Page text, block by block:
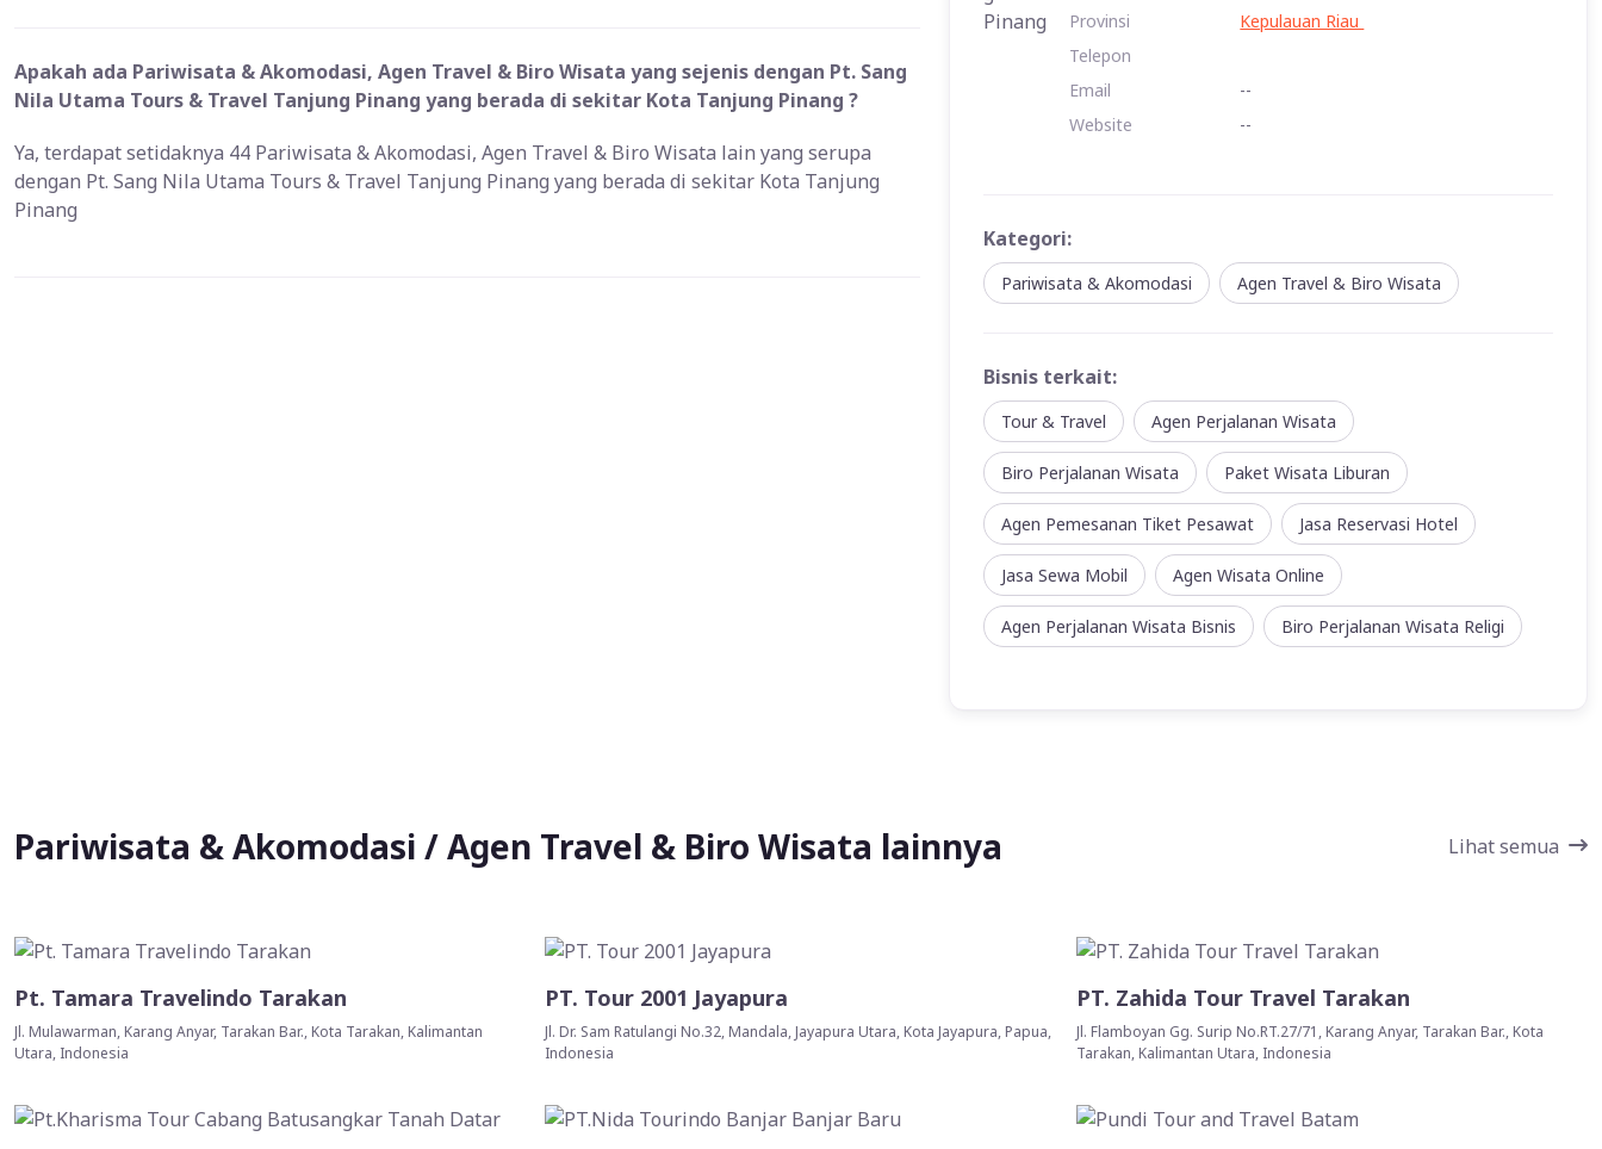
Provinsi
Kepulauan Riau
Telepon
Email
--
Website
--
Kategori:
Pariwisata & Akomodasi Agen Travel & Biro Wisata
Bisnis terkait:
Tour & Travel Agen Perjalanan Wisata
Biro Perjalanan Wisata Paket Wisata Liburan
Agen Pemesanan Tiket Pesawat Jasa Reservasi Hotel
Jasa Sewa Mobil Agen Wisata Online
Agen Perjalanan Wisata Bisnis Biro Perjalanan Wisata Religi
Apakah ada Pariwisata & Akomodasi, Agen Travel & Biro Wisata yang sejenis dengan Pt. Sang
Nila Utama Tours & Travel Tanjung Pinang yang berada di sekitar Kota Tanjung Pinang ?
Ya, terdapat setidaknya 44 Pariwisata & Akomodasi, Agen Travel & Biro Wisata lain yang serupa
dengan Pt. Sang Nila Utama Tours & Travel Tanjung Pinang yang berada di sekitar Kota Tanjung
Pinang
Pariwisata & Akomodasi / Agen Travel & Biro Wisata lainnya Lihat semua
Pt. Tamara Travelindo Tarakan
Jl. Mulawarman, Karang Anyar, Tarakan Bar., Kota Tarakan, Kalimantan
Utara, Indonesia
PT. Tour 2001 Jayapura
Jl. Dr. Sam Ratulangi No.32, Mandala, Jayapura Utara, Kota Jayapura, Papua,
Indonesia
PT. Zahida Tour Travel Tarakan
Jl. Flamboyan Gg. Surip No.RT.27/71, Karang Anyar, Tarakan Bar., Kota
Tarakan, Kalimantan Utara, Indonesia